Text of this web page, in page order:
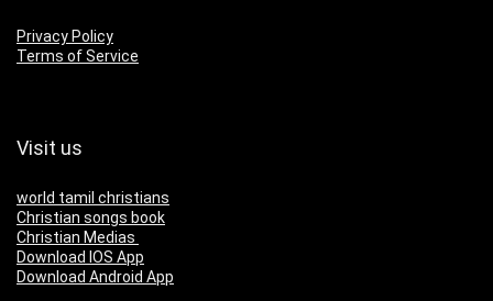
Privacy Policy
Terms of Service
Visit us
world tamil christians
Christian songs book
Christian Medias
Download IOS App
Download Android App